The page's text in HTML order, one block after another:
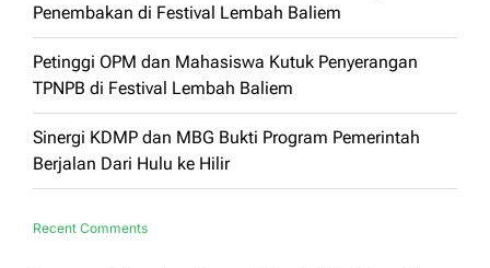
Penembakan di Festival Lembah Baliem
Petinggi OPM dan Mahasiswa Kutuk Penyerangan
TPNPB di Festival Lembah Baliem
Sinergi KDMP dan MBG Bukti Program Pemerintah
Berjalan Dari Hulu ke Hilir
Recent Comments